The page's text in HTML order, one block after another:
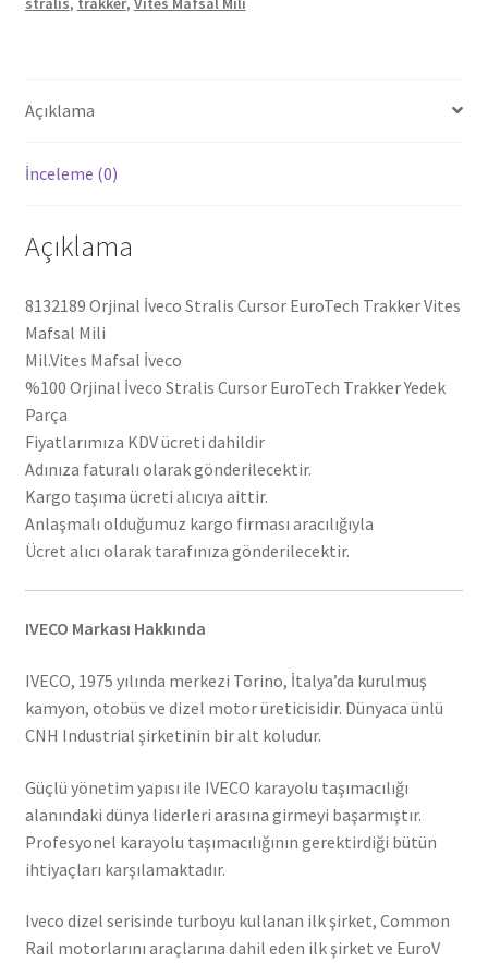
Mafsal
Açıklama
İnceleme (0)
Açıklama
8132189 Orjinal İveco Stralis Cursor EuroTech Trakker Vites
Mafsal Mili
Mil.Vites Mafsal İveco
%100 Orjinal İveco Stralis Cursor EuroTech Trakker Yedek
Parça
Fiyatlarımıza KDV ücreti dahildir
Adınıza faturalı olarak gönderilecektir.
Kargo taşıma ücreti alıcıya aittir.
Anlaşmalı olduğumuz kargo firması aracılığıyla
Ücret alıcı olarak tarafınıza gönderilecektir.
IVECO Markası Hakkında
IVECO, 1975 yılında merkezi Torino, İtalya’da kurulmuş
kamyon, otobüs ve dizel motor üreticisidir. Dünyaca ünlü
CNH Industrial şirketinin bir alt koludur.
Güçlü yönetim yapısı ile IVECO karayolu taşımacılığı
alanındaki dünya liderleri arasına girmeyi başarmıştır.
Profesyonel karayolu taşımacılığının gerektirdiği bütün
ihtiyaçları karşılamaktadır.
Iveco dizel serisinde turboyu kullanan ilk şirket, Common
Rail motorlarını araçlarına dahil eden ilk şirket ve EuroV